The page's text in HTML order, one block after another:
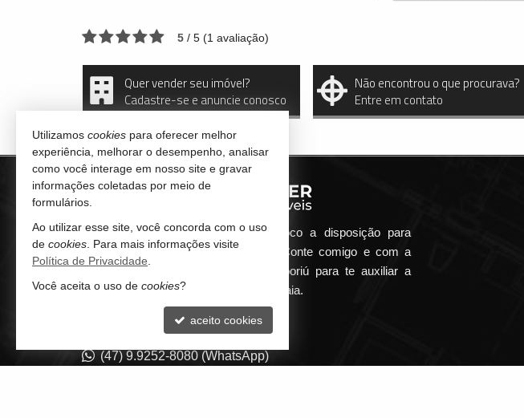
5 / 5 (1 avaliação)
Quer vender seu imóvel?
Cadastre-se e anuncie conosco
Não encontrou o que procurava?
Entre em contato
Qualquer dúvida que surgir me coloco a disposição para
atender de maneira ágil e eficiente. Conte comigo e com a
minha imobiliária em Balneário Camboriú para te auxiliar a
encontrar o seu imóvel ideal aqui na Praia.
(47) 9.9252-8080 (WhatsApp)
Utilizamos cookies para oferecer melhor
experiência, melhorar o desempenho, analisar
como você interage em nosso site e gravar
informações coletadas por meio de
formulários.
Ao utilizar esse site, você concorda com o uso
de cookies . Para mais informações visite
Política de Privacidade
Você aceita o uso de cookies?
aceito cookies